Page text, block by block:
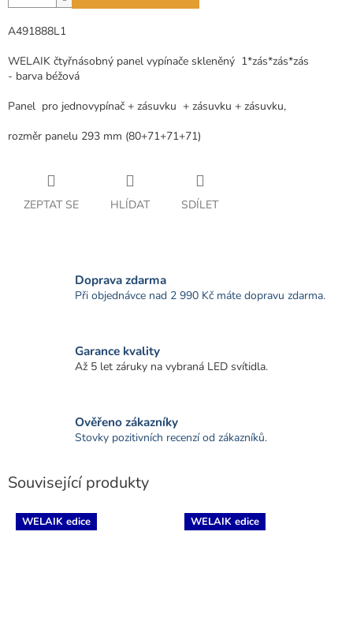
A491888L1
WELAIK čtyřnásobný panel vypínače skleněný 1*zás*zás*zás
- barva béžová
Panel pro jednovypínač + zásuvku + zásuvku + zásuvku,
rozměr panelu 293 mm (80+71+71+71)
ZEPTAT SE HLÍDAT SDÍLET
Doprava zdarma
Při objednávce nad 2 990 Kč máte dopravu zdarma.
Garance kvality
Až 5 let záruky na vybraná LED svítidla.
Ověřeno zákazníky
Stovky pozitivních recenzí od zákazníků.
Související produkty
WELAIK edice WELAIK edice